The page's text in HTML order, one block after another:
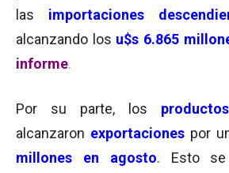
las importaciones
alcanzando los u$s 6.865
informe.
Por su parte, los
alcanzaron exportaciones por
millones en agosto. Esto